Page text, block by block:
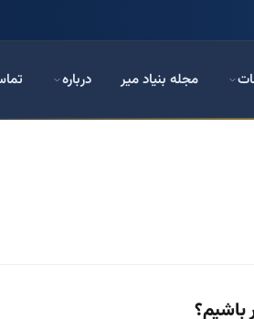
مجله بنیاد میر درباره
باشیم؟